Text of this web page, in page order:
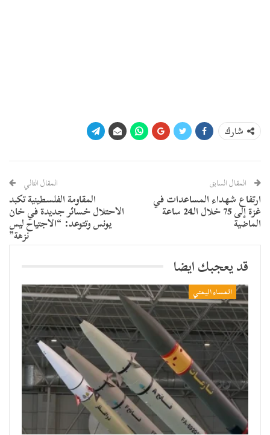
شارك
المقال السابق
ارتفاع شهداء المساعدات في
غزة إلى 75 خلال الـ24 ساعة
الماضية
المقال التالي
المقاومة الفلسطينية تكبد
الاحتلال خسائر جديدة في خان
يونس وتتوعد: “الاجتياح ليس
نزهة”
قد يعجبك ايضا
المساء اليمني